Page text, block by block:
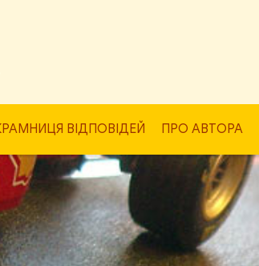
ВІДПОВІДЕЙ ПРО АВТОРА